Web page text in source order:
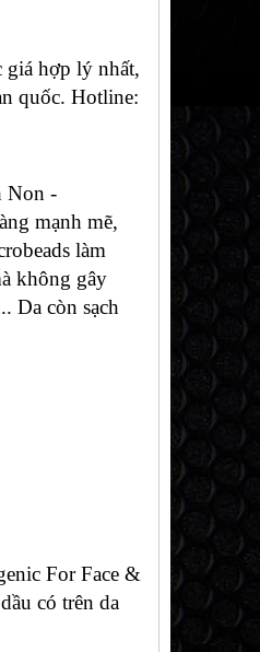
giá hợp lý nhất,
quốc. Hotline:
Non -
mạnh mẽ,
làm
không gây
Da còn sạch
For Face &
có trên da